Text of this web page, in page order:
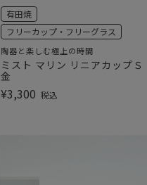
有田焼
フリーカップ・フリーグラス
陶器と楽しむ極上の時間
ミスト マリン リニアカップＳ
金
¥3,300 税込